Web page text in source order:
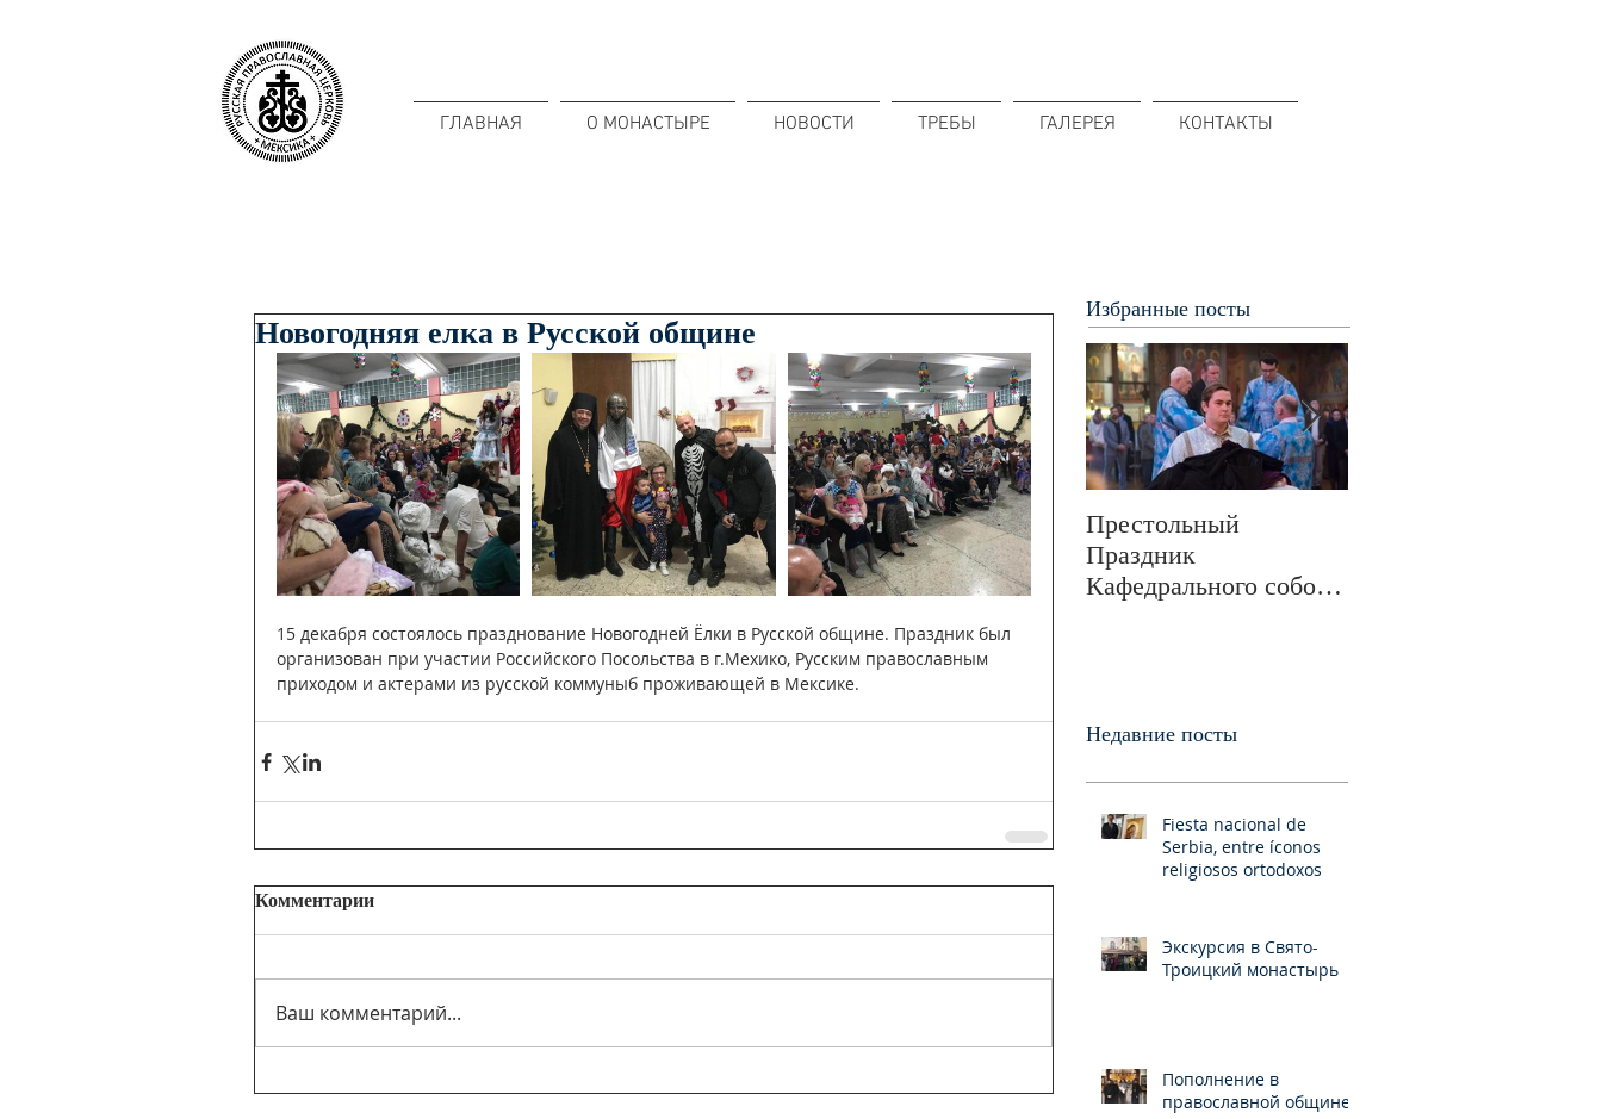
ГЛАВНАЯ О МОНАСТЫРЕ НОВОСТИ ТРЕБЫ ГАЛЕРЕЯ КОНТАКТЫ
Новогодняя елка в Русской общине
15 декабря состоялось празднование Новогодней Ёлки в Русской общине. Праздник был
организован при участии Российского Посольства в г.Мехико, Русским православным
приходом и актерами из русской коммуныб проживающей в Мексике.
Комментарии
Ваш комментарий...
Избранные посты
Престольный
Праздник
Кафедрального собора
Недавние посты
Fiesta nacional de
Serbia, entre íconos
religiosos ortodoxos
Экскурсия в Свято-
Троицкий монастырь
Пополнение в
православной общине